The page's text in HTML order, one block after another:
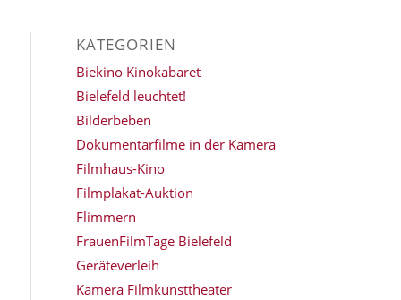
KATEGORIEN
Biekino Kinokabaret
Bielefeld leuchtet!
Bilderbeben
Dokumentarfilme in der Kamera
Filmhaus-Kino
Filmplakat-Auktion
Flimmern
FrauenFilmTage Bielefeld
Geräteverleih
Kamera Filmkunsttheater